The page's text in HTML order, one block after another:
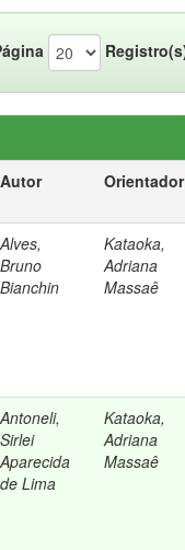
Autor Orientador
Alves,
Bruno
Bianchin
Kataoka,
Adriana
Massaê
Antoneli,
Sirlei
Aparecida
de Lima
Kataoka,
Adriana
Massaê